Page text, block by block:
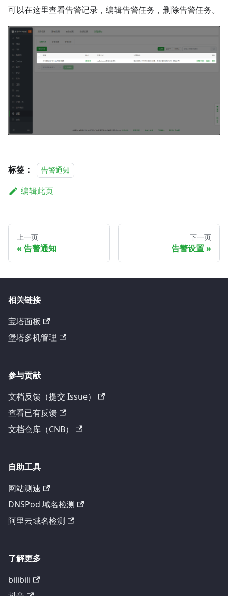
可以在这里查看告警记录，编辑告警任务，删除告警任务。
标签： 告警通知
编辑此页
上一页
告警通知
下一页
告警设置
相关链接
宝塔面板
堡塔多机管理
参与贡献
文档反馈（提交 Issue）
查看已有反馈
文档仓库（CNB）
自助工具
网站测速
DNSPod 域名检测
阿里云域名检测
了解更多
bilibili